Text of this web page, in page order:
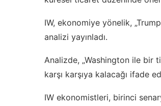
IW, ekonomiye yönelik,
analizi yayınladı.
Analizde, „Washington ile bir
karşı karşıya kalacağı ifade
IW ekonomistleri, birinci